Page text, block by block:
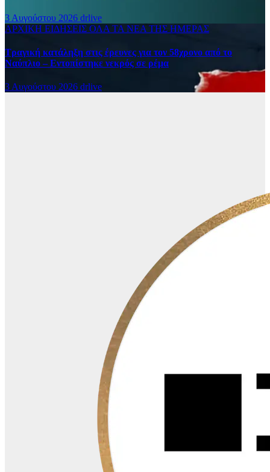
3 Αυγούστου 2026 drlive
ΑΡΧΙΚΗ ΕΙΔΗΣΕΙΣ ΟΛΑ ΤΑ ΝΕΑ ΤΗΣ ΗΜΕΡΑΣ
Τραγική κατάληξη στις έρευνες για τον 58χρονο από το
Ναύπλιο – Εντοπίστηκε νεκρός σε ρέμα
3 Αυγούστου 2026 drlive